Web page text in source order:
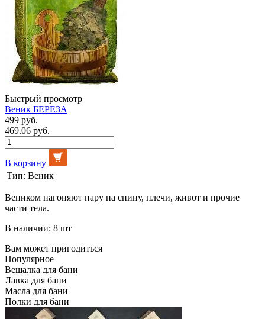
Быстрый просмотр
Веник БЕРЕЗА
499 руб.
469.06 руб.
В корзину
Тип: Веник
Веником нагоняют пару на спину, плечи, живот и прочие
части тела.
В наличии: 8 шт
Вам может пригодиться
Популярное
Вешалка для бани
Лавка для бани
Масла для бани
Полки для бани